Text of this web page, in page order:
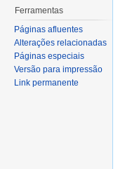
Ferramentas
Páginas afluentes
Alterações relacionadas
Páginas especiais
Versão para impressão
Link permanente